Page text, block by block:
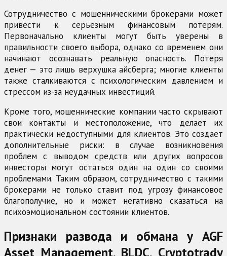
Сотрудничество с мошенническими брокерами может
привести к серьезным финансовым потерям.
Первоначально клиенты могут быть уверены в
правильности своего выбора, однако со временем они
начинают осознавать реальную опасность. Потеря
денег — это лишь верхушка айсберга; многие клиенты
также сталкиваются с психологическим давлением и
стрессом из-за неудачных инвестиций.
Кроме того, мошеннические компании часто скрывают
свои контакты и местоположение, что делает их
практически недоступными для клиентов. Это создает
дополнительные риски: в случае возникновения
проблем с выводом средств или других вопросов
инвесторы могут остаться один на один со своими
проблемами. Таким образом, сотрудничество с такими
брокерами не только ставит под угрозу финансовое
благополучие, но и может негативно сказаться на
психоэмоциональном состоянии клиентов.
Признаки развода и обмана у AGF
Asset Management, BLDC, Cryptotrady